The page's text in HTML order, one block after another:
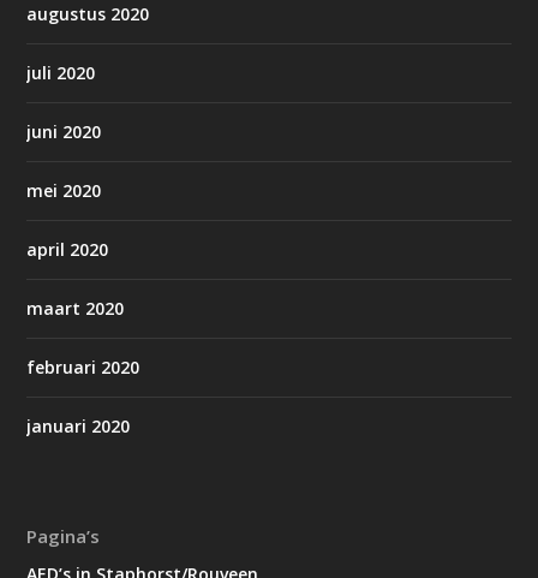
augustus 2020
juli 2020
juni 2020
mei 2020
april 2020
maart 2020
februari 2020
januari 2020
Pagina’s
AED’s in Staphorst/Rouveen